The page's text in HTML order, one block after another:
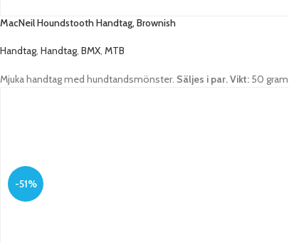
MacNeil Houndstooth Handtag, Brownish
Handtag, Handtag, BMX, MTB
Mjuka handtag med hundtandsmönster. Säljes i par.Vikt: 50 gram
-51%